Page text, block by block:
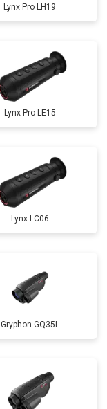
Lynx Pro LH19
Lynx Pro LE15
Lynx LC06
Gryphon GQ35L